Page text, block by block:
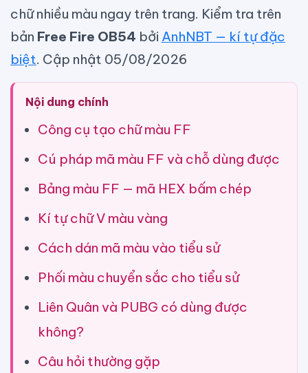
chữ nhiều màu ngay trên trang. Kiểm tra trên
bản Free Fire OB54 bởi AnhNBT — kí tự đặc
biệt. Cập nhật 05/08/2026
Nội dung chính
Công cụ tạo chữ màu FF
Cú pháp mã màu FF và chỗ dùng được
Bảng màu FF — mã HEX bấm chép
Kí tự chữ V màu vàng
Cách dán mã màu vào tiểu sử
Phối màu chuyển sắc cho tiểu sử
Liên Quân và PUBG có dùng được
không?
Câu hỏi thường gặp